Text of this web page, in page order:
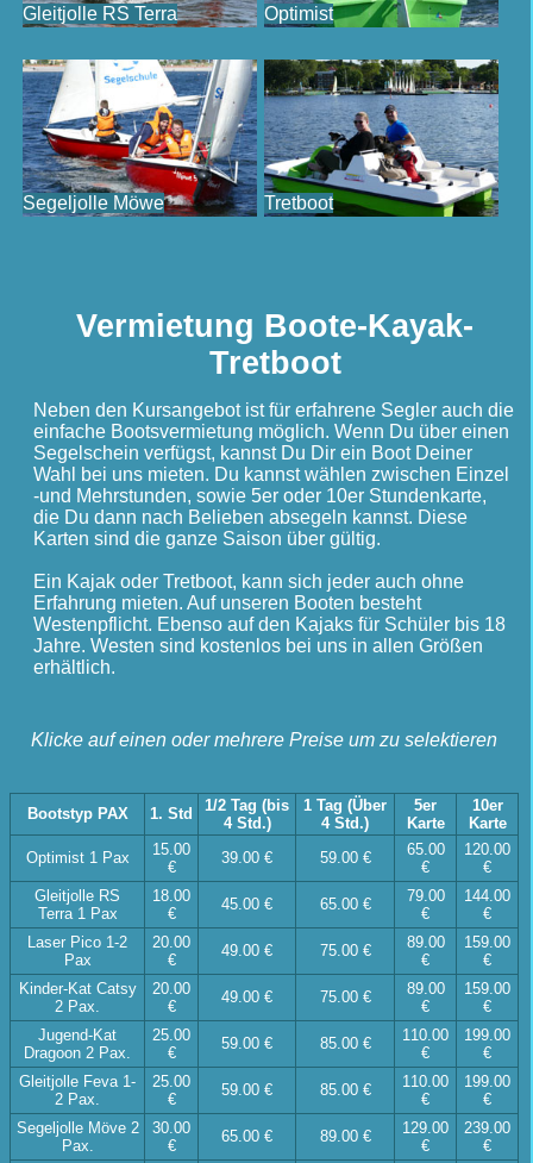
Gleitjolle RS Terra Optimist
Segeljolle Möwe Tretboot
Vermietung Boote-Kayak-
Tretboot
Neben den Kursangebot ist für erfahrene Segler auch die
einfache Bootsvermietung möglich. Wenn Du über einen
Segelschein verfügst, kannst Du Dir ein Boot Deiner
Wahl bei uns mieten. Du kannst wählen zwischen Einzel
-und Mehrstunden, sowie 5er oder 10er Stundenkarte,
die Du dann nach Belieben absegeln kannst. Diese
Karten sind die ganze Saison über gültig.
Ein Kajak oder Tretboot, kann sich jeder auch ohne
Erfahrung mieten. Auf unseren Booten besteht
Westenpflicht. Ebenso auf den Kajaks für Schüler bis 18
Jahre. Westen sind kostenlos bei uns in allen Größen
erhältlich.
Klicke auf einen oder mehrere Preise um zu selektieren
Bootstyp PAX 1. Std
1/2 Tag (bis
4 Std.)
1 Tag (Über
4 Std.)
5er
Karte
10er
Karte
Optimist 1 Pax
15.00
€
39.00 € 59.00 €
65.00
€
120.00
€
Gleitjolle RS
Terra 1 Pax
18.00
€
45.00 € 65.00 €
79.00
€
144.00
€
Laser Pico 1-2
Pax
20.00
€
49.00 € 75.00 €
89.00
€
159.00
€
Kinder-Kat Catsy
2 Pax.
20.00
€
49.00 € 75.00 €
89.00
€
159.00
€
Jugend-Kat
Dragoon 2 Pax.
25.00
€
59.00 € 85.00 €
110.00
€
199.00
€
Gleitjolle Feva 1-
2 Pax.
25.00
€
59.00 € 85.00 €
110.00
€
199.00
€
Segeljolle Möve 2
Pax.
30.00
€
65.00 € 89.00 €
129.00
€
239.00
€